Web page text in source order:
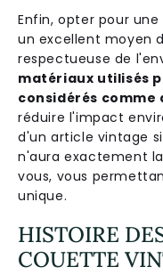
Enfin, opter pour
un excellent moyen
respectueuse de
matériaux utilisés
considérés comme
réduire l'impact
d'un article vintage
n'aura exactement
vous, vous
unique.
HISTOIRE
COUETTE